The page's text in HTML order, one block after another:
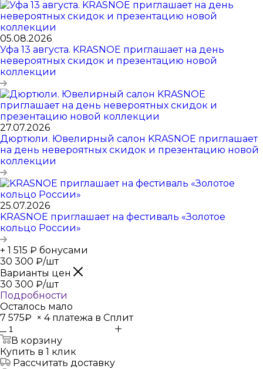
05.08.2026
Уфа 13 августа. KRASNOE приглашает на день
невероятных скидок и презентацию новой
коллекции
27.07.2026
Дюртюли. Ювелирный салон KRASNOE приглашает
на день невероятных скидок и презентацию новой
коллекции
25.07.2026
KRASNOE приглашает на фестиваль «Золотое
кольцо России»
+ 1 515 ₽ бонусами
30 300 ₽/шт
Варианты цен
30 300 ₽/шт
Подробности
Осталось мало
7 575₽ × 4 платежа в Сплит
В корзину
Купить в 1 клик
Рассчитать доставку